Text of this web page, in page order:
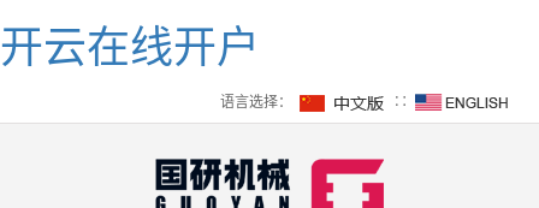
开云在线开户
语言选择： ∷